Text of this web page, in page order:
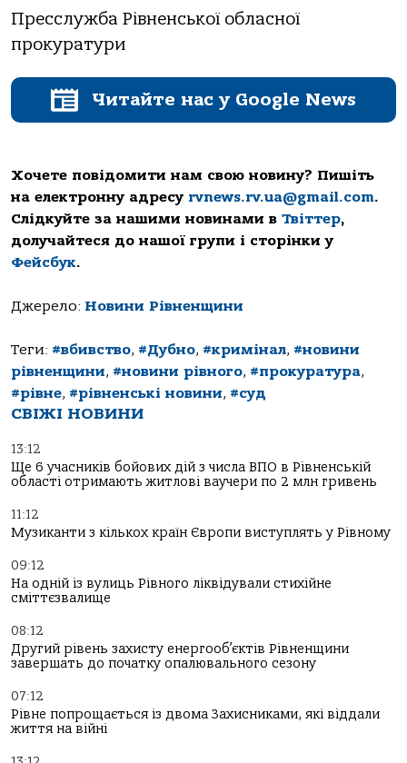
Пресслужба Рівненської обласної
прокуратури
Читайте нас у Google News
Хочете повідомити нам свою новину? Пишіть
на електронну адресу rvnews.rv.ua@gmail.com.
Слідкуйте за нашими новинами в Твіттер,
долучайтеся до нашої групи і сторінки у
Фейсбук.
Джерело: Новини Рівненщини
Теги: #вбивство, #Дубно, #кримінал, #новини
рівненщини, #новини рівного, #прокуратура,
#рівне, #рівненські новини, #суд
СВІЖІ НОВИНИ
13:12
Ще 6 учасників бойових дій з числа ВПО в Рівненській
області отримають житлові ваучери по 2 млн гривень
11:12
Музиканти з кількох країн Європи виступлять у Рівному
09:12
На одній із вулиць Рівного ліквідували стихійне
сміттєзвалище
08:12
Другий рівень захисту енергооб’єктів Рівненщини
завершать до початку опалювального сезону
07:12
Рівне попрощається із двома Захисниками, які віддали
життя на війні